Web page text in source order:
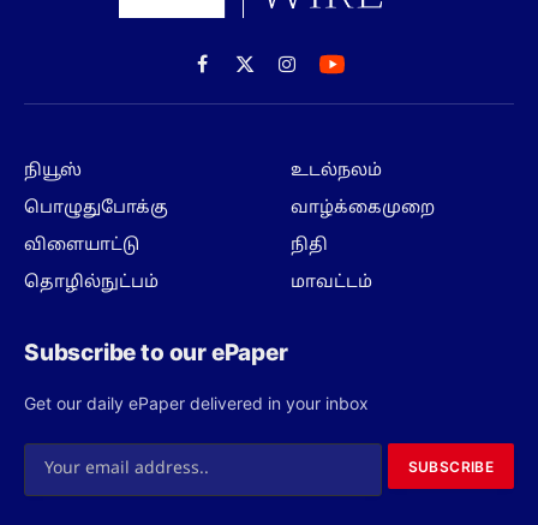
Facebook
X
(Twitter)
Instagram
நியூஸ்
பொழுதுபோக்கு
விளையாட்டு
தொழில்நுட்பம்
உடல்நலம்
வாழ்க்கைமுறை
நிதி
மாவட்டம்
Subscribe to our ePaper
Get our daily ePaper delivered in your inbox
SUBSCRIBE